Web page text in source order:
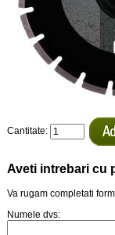
Cantitate:
Aveti intrebari cu
Va rugam completati
Numele dvs: